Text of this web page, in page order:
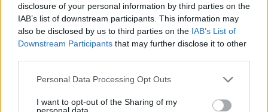
disclosure of your personal information by third parties on the
IAB’s list of downstream participants. This information may
also be disclosed by us to third parties on the IAB’s List of
Downstream Participants that may further disclose it to other
Personal Data Processing Opt Outs
I want to opt-out of the Sharing of my
personal data.
Szansa na ciążę
Hej. Kochałam się z chłopakiem 4 razy w ciągu 2
godzin ..za 4 Razem pękła prezerwatywa i
skończył we mnie...mam dni płodne za 2 dni
owu. Czy jest szansa na ciążę ? Czy może za 4
Forum:Ciąża - czy to możliwe? Wszystko o...